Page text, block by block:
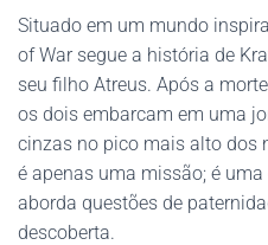
Situado em um mundo
of War segue a história de
seu filho Atreus. Após a
os dois embarcam em uma
cinzas no pico mais alto dos
é apenas uma missão; é
aborda questões de
descoberta.